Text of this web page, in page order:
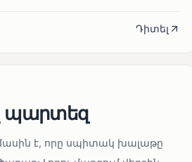
Դիտել
պարտեզ
մասին է, որը սպիտակ խալաթը